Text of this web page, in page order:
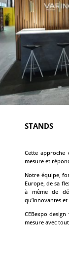
STANDS
Cette approche
mesure et
Notre équipe,
Europe, de sa
à même de
qu’innovantes
CEBexpo
mesure avec